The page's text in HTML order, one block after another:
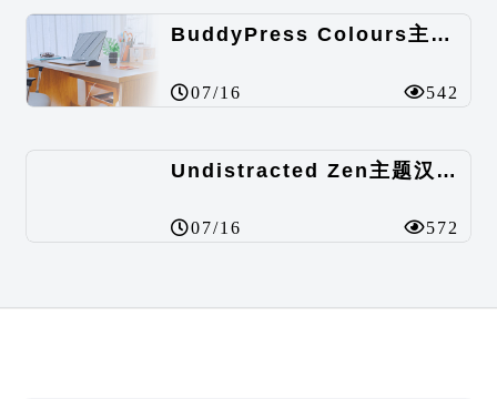
BuddyPress Colours主题汉化包
07/16 542
Undistracted Zen主题汉化包
07/16 572